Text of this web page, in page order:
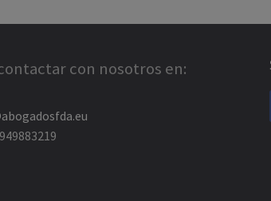
con nosotros en: